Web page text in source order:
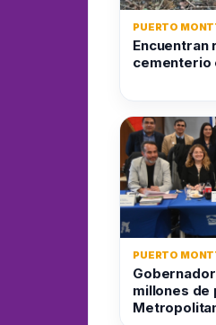
PUERTO
cementerio
PUERTO
millones de